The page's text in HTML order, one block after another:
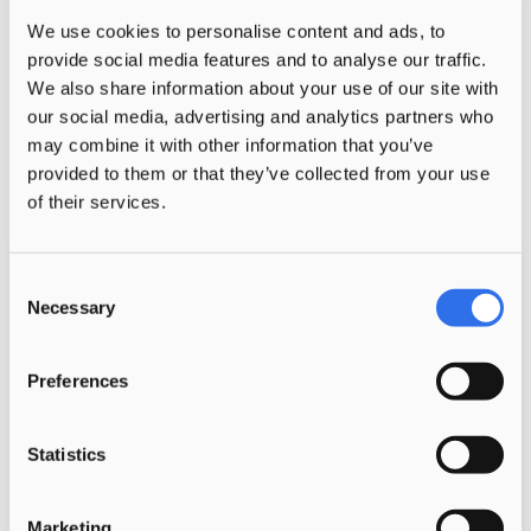
We use cookies to personalise content and ads, to
provide social media features and to analyse our traffic.
We also share information about your use of our site with
our social media, advertising and analytics partners who
may combine it with other information that you’ve
provided to them or that they’ve collected from your use
of their services.
Selection
Necessary
Preferences
Statistics
‘Ik wilde andere uitdagingen en
die vond ik bij Morgen’
Yacintha Reijke werkt al twintig jaar in de
kinderopvang,…